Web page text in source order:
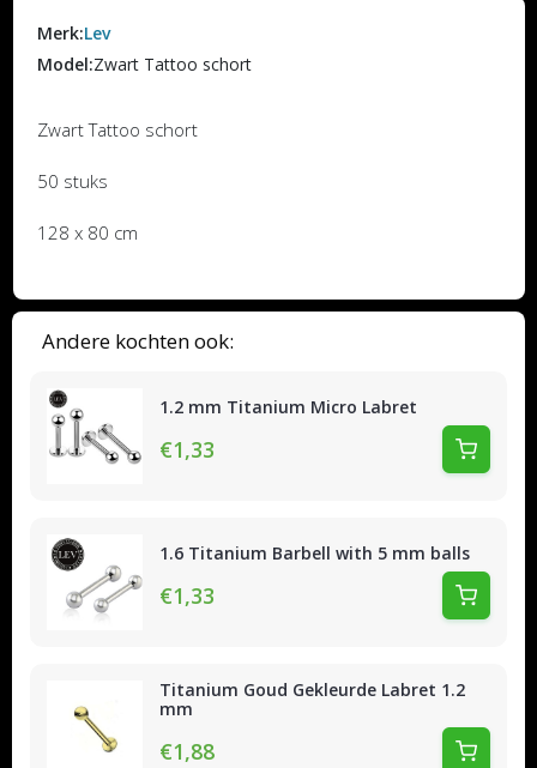
Andere kochten ook:
1.2 mm Titanium Micro Labret
€1,33
1.6 Titanium Barbell with 5 mm balls
€1,33
Titanium Goud Gekleurde Labret 1.2
mm
€1,88
Merk:Lev
Model:Zwart Tattoo schort
Zwart Tattoo schort
50 stuks
128 x 80 cm